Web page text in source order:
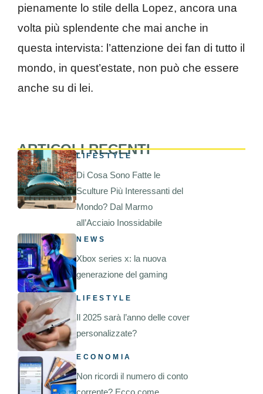
pienamente lo stile della Lopez, ancora una
volta più splendente che mai anche in
questa intervista: l’attenzione dei fan di tutto il
mondo, in quest’estate, non può che essere
anche su di lei.
ARTICOLI RECENTI
LIFESTYLE
Di Cosa Sono Fatte le
Sculture Più Interessanti del
Mondo? Dal Marmo
all’Acciaio Inossidabile
NEWS
Xbox series x: la nuova
generazione del gaming
LIFESTYLE
Il 2025 sarà l’anno delle cover
personalizzate?
ECONOMIA
Non ricordi il numero di conto
corrente? Ecco come